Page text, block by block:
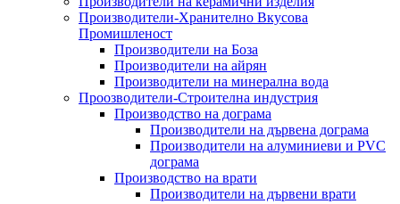
Производители-Хранително Вкусова
Промишленост
Производители на Боза
Производители на айрян
Производители на минерална вода
Проозводители-Строителна индустрия
Производство на дограма
Производители на дървена дограма
Производители на алуминиеви и PVC
дограма
Производство на врати
Производители на дървени врати